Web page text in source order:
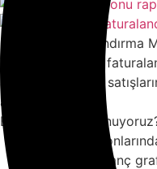
Satış ve Faturalandırma
Tüm şarj satış ve
altyapısı bazında
alabilir.
Bayilere Neler
Kendi
Gelişmiş kazanç